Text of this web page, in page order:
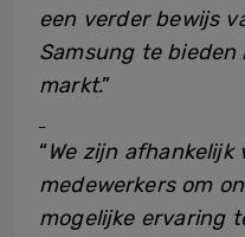
een verder bewijs
Samsung te
markt.”
“We zijn afhankelijk
medewerkers om
mogelijke ervaring